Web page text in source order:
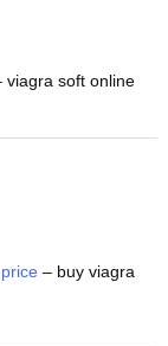
viagra soft online
– buy viagra